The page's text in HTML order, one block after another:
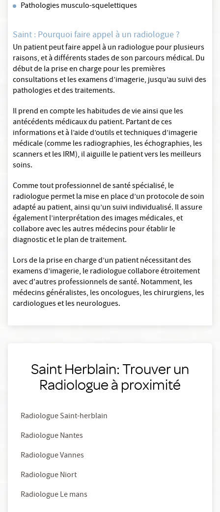
Pathologies musculo-squelettiques
Saint : Pourquoi faire appel à un radiologue ?
Un patient peut faire appel à un radiologue pour plusieurs
raisons, et à différents stades de son parcours médical. Du
début de la prise en charge pour les premières
consultations et les examens d’imagerie, jusqu’au suivi des
pathologies et des traitements.
Il prend en compte les habitudes de vie ainsi que les
antécédents médicaux du patient. Partant de ces
informations et à l’aide d’outils et techniques d’imagerie
médicale (comme les radiographies, les échographies, les
scanners et les IRM), il aiguille le patient vers les meilleurs
soins.
Comme tout professionnel de santé spécialisé, le
radiologue permet la mise en place d’un protocole de soin
adapté au patient, ainsi qu’un suivi individualisé. Il assure
également l’interprétation des images médicales, et
collabore avec les autres médecins pour établir le
diagnostic et le plan de traitement.
Lors de la prise en charge d’un patient nécessitant des
examens d’imagerie, le radiologue collabore étroitement
avec d'autres professionnels de santé. Notamment, les
médecins généralistes, les oncologues, les chirurgiens, les
cardiologues et les neurologues.
Saint Herblain: Trouver un
Radiologue à proximité
Radiologue Saint-herblain
Radiologue Nantes
Radiologue Vannes
Radiologue Niort
Radiologue Le mans